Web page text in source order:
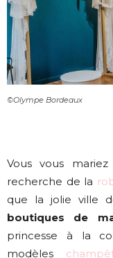
©Olympe Bordeaux
Vous vous
recherche de la
que la jolie ville
boutiques de
princesse à la
modèles